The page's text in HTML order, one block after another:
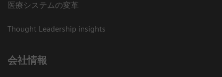
医療システムの変革
Thought Leadership insights
会社情報